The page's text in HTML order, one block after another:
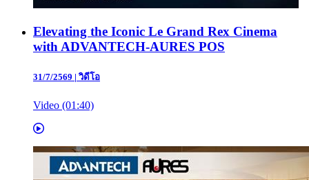
Elevating the Iconic Le Grand Rex Cinema
with ADVANTECH-AURES POS
31/7/2569 |วิดีโอ
Video (01:40)